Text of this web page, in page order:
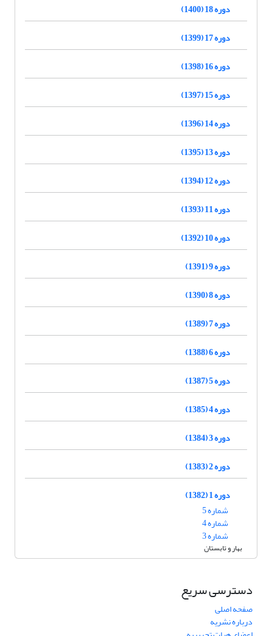
دوره 18 (1400)
دوره 17 (1399)
دوره 16 (1398)
دوره 15 (1397)
دوره 14 (1396)
دوره 13 (1395)
دوره 12 (1394)
دوره 11 (1393)
دوره 10 (1392)
دوره 9 (1391)
دوره 8 (1390)
دوره 7 (1389)
دوره 6 (1388)
دوره 5 (1387)
دوره 4 (1385)
دوره 3 (1384)
دوره 2 (1383)
دوره 1 (1382)
شماره 5
شماره 4
شماره 3
بهار و تابستان
دسترسی سریع
صفحه اصلی
درباره نشریه